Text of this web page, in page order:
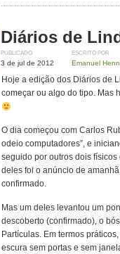
Diários de
PUBLICADO
3 de jul de 2012
ESCRITO POR
Emanuel Henn
Hoje a edição dos Diários de
começar ou algo do tipo. Mas
O dia começou com Carlos
odeio computadores”, e
seguido por outros dois
deles foi o anúncio de
confirmado.
Mas um deles levantou um
descoberto (confirmado), o
Partículas. Em termos
escura sem portas e sem